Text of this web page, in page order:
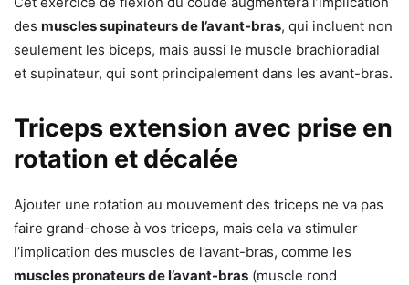
des muscles supinateurs de l’avant-bras, qui incluent non
seulement les biceps, mais aussi le muscle brachioradial
et supinateur, qui sont principalement dans les avant-bras.
Triceps extension avec prise en
rotation et décalée
Ajouter une rotation au mouvement des triceps ne va pas
faire grand-chose à vos triceps, mais cela va stimuler
l’implication des muscles de l’avant-bras, comme les
muscles pronateurs de l’avant-bras (muscle rond